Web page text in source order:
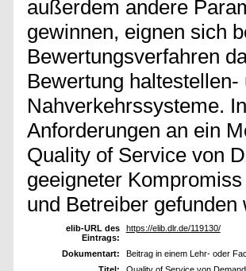
außerdem andere
gewinnen, eignen sich
Bewertungsverfahren
Bewertung
Nahverkehrssysteme.
Anforderungen an ein
Quality of Service von
geeigneter
und Betreiber gefunden
elib-URL des
Eintrags:
https://elib.dlr.de/119130/
Dokumentart:
Beitrag in einem Lehr- oder